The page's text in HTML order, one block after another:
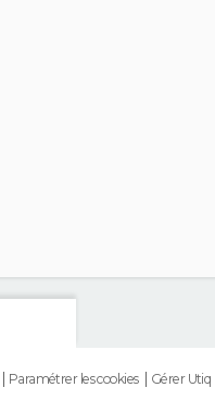
Paramétrer les cookies
Gérer Utiq